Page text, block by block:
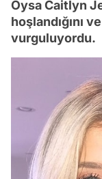
Oysa Caitlyn
hoşlandığını
vurguluyordu.